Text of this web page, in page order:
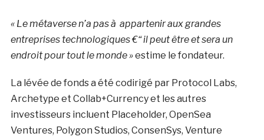
« Le métaverse n’a pas à appartenir aux grandes
entreprises technologiques €“ il peut être et sera un
endroit pour tout le monde »estime le fondateur.
La lévée de fonds a été codirigé par Protocol Labs,
Archetype et Collab+Currency et les autres
investisseurs incluent Placeholder, OpenSea
Ventures, Polygon Studios, ConsenSys, Venture